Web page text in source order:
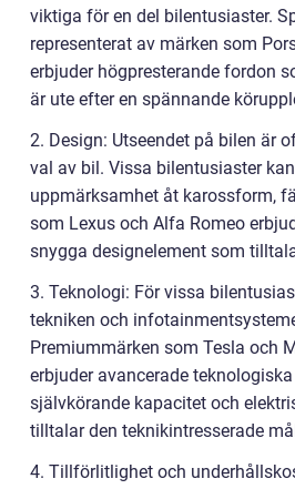
viktiga för en del bilentusiaster.
representerat av märken som
erbjuder högpresterande fordon
är ute efter en spännande
2. Design: Utseendet på bilen är
val av bil. Vissa bilentusiaster
uppmärksamhet åt karossform,
som Lexus och Alfa Romeo
snygga designelement som
3. Teknologi: För vissa
tekniken och
Premiummärken som Tesla och
erbjuder avancerade
självkörande kapacitet och
tilltalar den teknikintresserade
4. Tillförlitlighet och